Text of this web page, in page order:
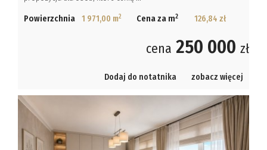
Powierzchnia 1 971,00 m2 Cena za m2 126,84 zł
cena 250 000 zł
Dodaj do notatnika zobacz więcej